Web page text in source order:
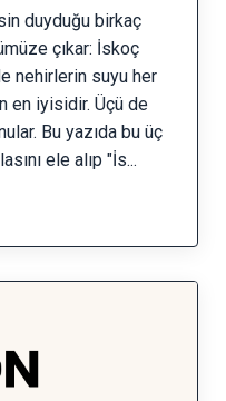
duyduğu birkaç
çıkar: İskoç
nehirlerin suyu her
en iyisidir. Üçü de
Bu yazıda bu üç
ele alıp "İs...